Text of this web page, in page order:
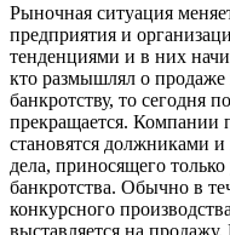
Рыночная ситуация
предприятия и
тенденциями и в них
кто размышлял о продаже
банкротству, то сегодня
прекращается. Компании
становятся должниками
дела, приносящего
банкротства. Обычно в
конкурсного
выставляется на продажу.